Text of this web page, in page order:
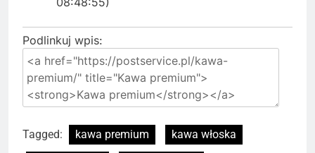
Podlinkuj wpis:
Tagged: kawa premium
kawa włoska